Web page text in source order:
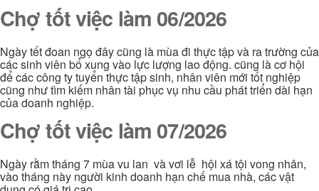
Chợ tốt việc làm 06/2026
Ngày tết đoan ngọ đây cũng là mùa đi thực tập và ra trường của
các sinh viên bổ xung vào lực lượng lao động. cũng là cơ hội
để các công ty tuyển thực tập sinh, nhân viên mới tốt nghiệp
cũng như tìm kiếm nhân tài phục vụ nhu cầu phát triển dài hạn
của doanh nghiệp.
Chợ tốt việc làm 07/2026
Ngày rằm tháng 7 mùa vu lan và vơi lễ hội xá tội vong nhân,
vào tháng này người kinh doanh hạn chế mua nhà, các vật